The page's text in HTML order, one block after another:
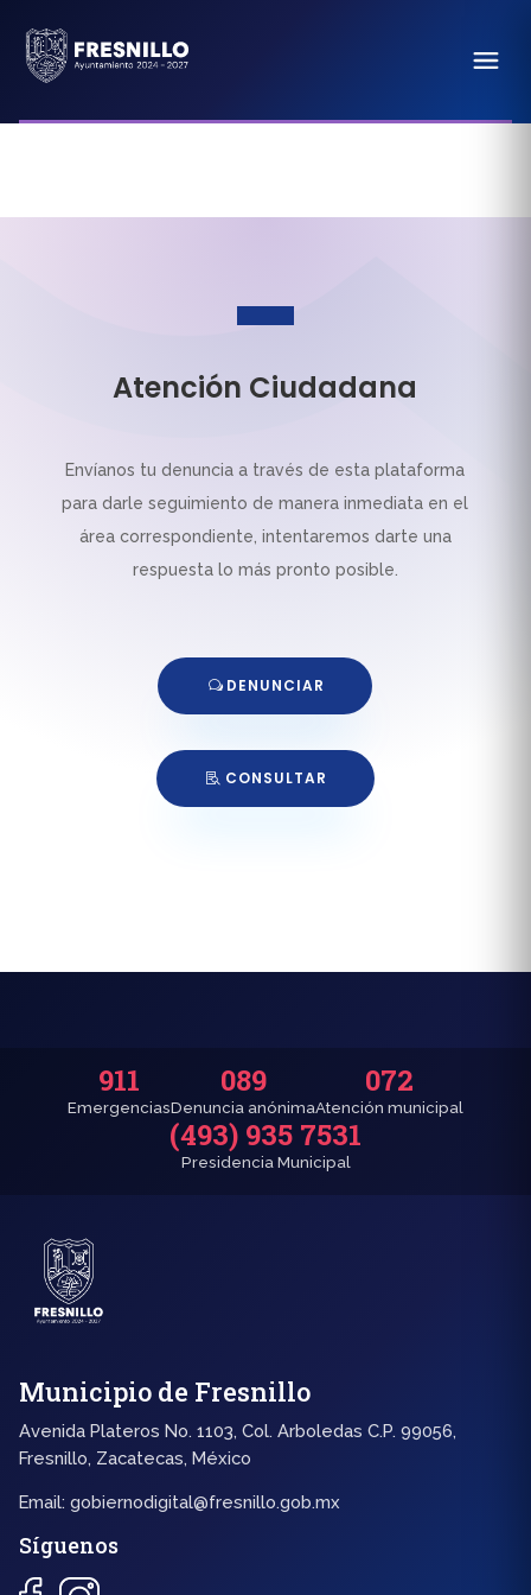
Atención Ciudadana
Envíanos tu denuncia a través de esta plataforma
para darle seguimiento de manera inmediata en el
área correspondiente, intentaremos darte una
respuesta lo más pronto posible.
DENUNCIAR
CONSULTAR
911
Emergencias
089
Denuncia anónima
072
Atención municipal
(493) 935 7531
Presidencia Municipal
Municipio de Fresnillo
Avenida Plateros No. 1103, Col. Arboledas C.P. 99056,
Fresnillo, Zacatecas, México
Email: gobiernodigital@fresnillo.gob.mx
Síguenos